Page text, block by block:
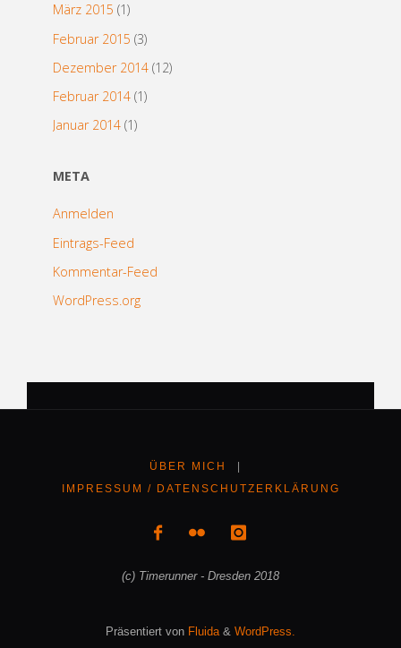
März 2015 (1)
Februar 2015 (3)
Dezember 2014(12)
Februar 2014(1)
Januar 2014(1)
META
Anmelden
Eintrags-Feed
Kommentar-Feed
WordPress.org
ÜBER MICH
IMPRESSUM / DATENSCHUTZERKLÄRUNG
(c) Timerunner - Dresden 2018
Präsentiert von Fluida& WordPress.